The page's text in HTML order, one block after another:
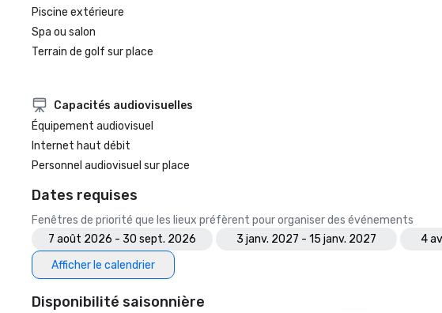
Piscine extérieure
Spa ou salon
Terrain de golf sur place
Capacités audiovisuelles
Équipement audiovisuel
Internet haut débit
Personnel audiovisuel sur place
Dates requises
Fenêtres de priorité que les lieux préfèrent pour organiser des événements
7 août 2026 - 30 sept. 2026
3 janv. 2027 - 15 janv. 2027
4
Afficher le calendrier
Disponibilité saisonnière